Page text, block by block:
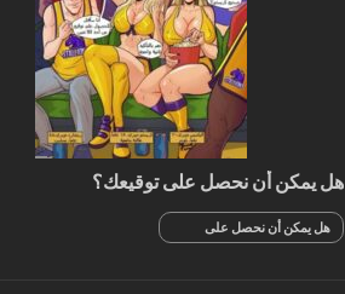
هل يمكن أن نحصل على توقيعك؟
هل يمكن أن نحصل على
توقيعك؟